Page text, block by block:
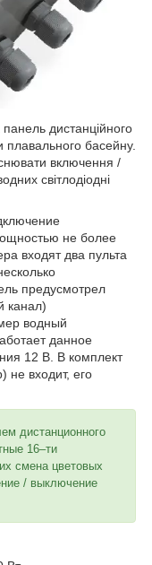
дистанційного
басейну.
включення /
світлодіодні
не более
входят два пульта
предусмотрел
канал)
водный
данное
12 В. В комплект
не входит, его
дистанционного
16–ти
смена цветовых
/ выключение